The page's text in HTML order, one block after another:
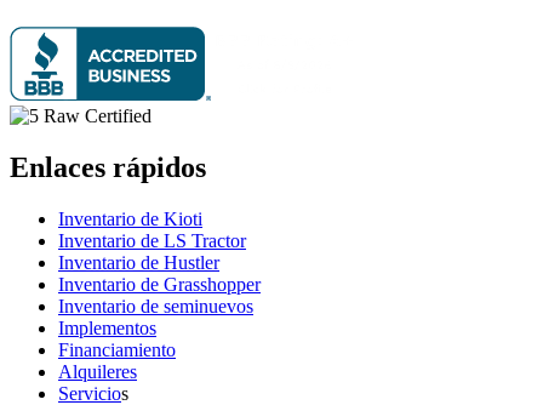
Enlaces rápidos
Inventario de Kioti
Inventario de LS Tractor
Inventario de Hustler
Inventario de Grasshopper
Inventario de seminuevos
Implementos
Financiamiento
Alquileres
Servicios